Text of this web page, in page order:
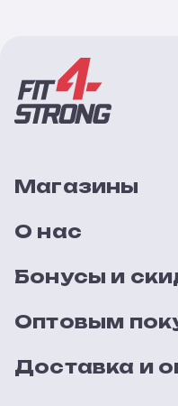
Магазины
О нас
Бонусы и
Оптовым
Доставка и